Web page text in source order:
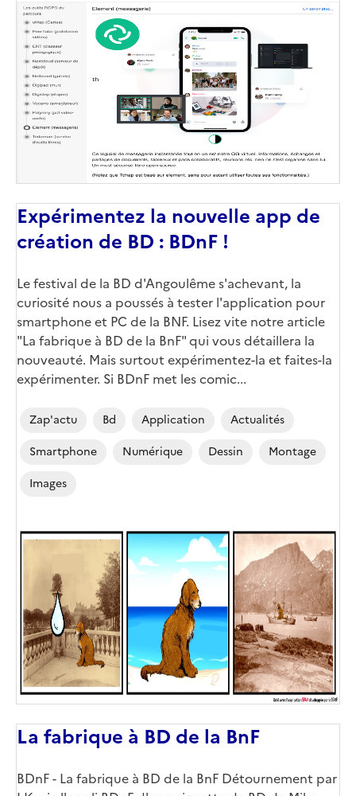
Image
de
couverture
(conseillée)
Expérimentez la nouvelle app de
création de BD : BDnF !
Le festival de la BD d'Angoulême s'achevant, la
curiosité nous a poussés à tester l'application pour
smartphone et PC de la BNF. Lisez vite notre article
"La fabrique à BD de la BnF" qui vous détaillera la
nouveauté. Mais surtout expérimentez-la et faites-la
expérimenter. Si BDnF met les comic...
Zap'actu Bd Application
Actualités
Smartphone
Numérique Dessin
Montage
Images
La fabrique à BD de la BnF
BDnF - La fabrique à BD de la BnF Détournement par